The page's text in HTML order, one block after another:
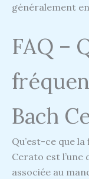
généralement
FAQ –
Bach
Qu’est-ce que
Cerato est l’une
associée au